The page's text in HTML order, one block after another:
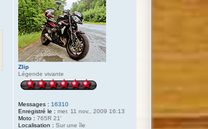
Zlip
Légende vivante
Messages : 16310
Enregistré le : mer. 11 nov., 2009 16:13
Moto : 765R 21'
Localisation : Sur une île